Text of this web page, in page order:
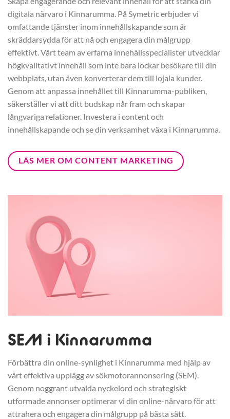
digitala närvaro i Kinnarumma. På Symetric erbjuder vi
omfattande tjänster inom innehållskapande som är
skräddarsydda för att nå och engagera din målgrupp
effektivt. Vårt team av erfarna innehållsspecialister utvecklar
högkvalitativt innehåll som inte bara lockar besökare till din
webbplats, utan även konverterar dem till lojala kunder.
Genom att anpassa innehållet till Kinnarumma-publiken,
säkerställer vi att ditt budskap når fram och skapar
långvariga relationer. Investera i content och
innehållskapande och se din verksamhet växa i Kinnarumma.
LÄS MER OM CONTENT MARKETING
SEM i Kinnarumma
Förbättra din online-synlighet i Kinnarumma med hjälp av
vårt effektiva upplägg av sökmotorannonsering (SEM).
Genom noggrant utvalda nyckelord och strategiskt
utformade annonser optimerar vi din online-närvaro för att
attrahera och engagera din målgrupp på bästa sätt.